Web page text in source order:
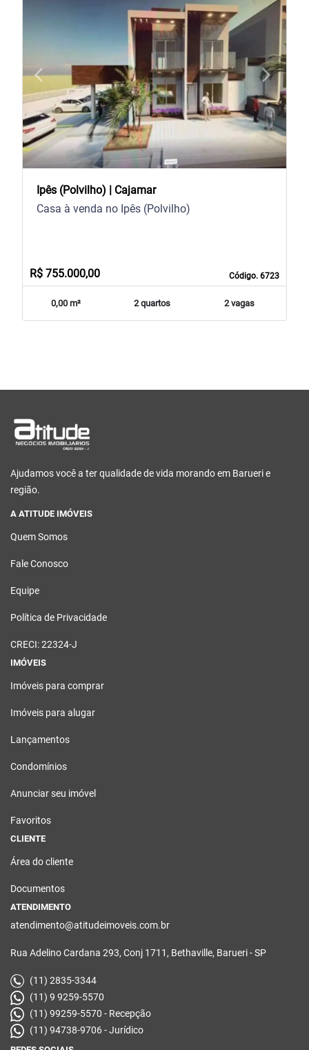
arrow_back_iosPrevious arrow_forward_ios
Next
Ipês (Polvilho) | Cajamar
Código. 6723
Casa à venda no Ipês (Polvilho)
R$ 755.000,00
0,00 m² 2 quartos 2 vagas
Ajudamos você a ter qualidade de vida morando em Barueri e
região.
A ATITUDE IMÓVEIS
Quem Somos
Fale Conosco
Equipe
Política de Privacidade
CRECI: 22324-J
IMÓVEIS
Imóveis para comprar
Imóveis para alugar
Lançamentos
Condomínios
Anunciar seu imóvel
Favoritos
CLIENTE
Área do cliente
Documentos
ATENDIMENTO
atendimento@atitudeimoveis.com.br
Rua Adelino Cardana 293, Conj 1711, Bethaville, Barueri - SP
(11) 2835-3344
(11) 9 9259-5570
(11) 99259-5570 - Recepção
(11) 94738-9706 - Jurídico